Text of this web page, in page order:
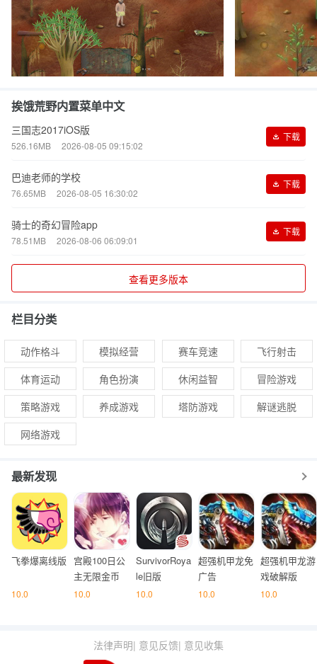
挨饿荒野内置菜单中文
三国志2017iOS版
526.16MB 2026-08-05 09:15:02
下载
巴迪老师的学校
76.65MB 2026-08-05 16:30:02
下载
骑士的奇幻冒险app
78.51MB 2026-08-06 06:09:01
下载
查看更多版本
栏目分类
动作格斗 模拟经营 赛车竞速
飞行射击
体育运动
角色扮演 休闲益智
冒险游戏
策略游戏
养成游戏 塔防游戏
解谜逃脱
网络游戏
最新发现
飞拳爆离线版
10.0
宫殿100日公
主无限金币
10.0
SurvivorRoya
le旧版
10.0
超强机甲龙免
广告
10.0
超强机甲龙游
戏破解版
10.0
法律声明| 意见反馈| 意见收集